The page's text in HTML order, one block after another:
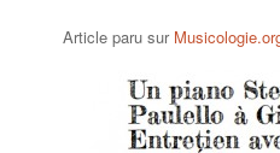
Article paru sur